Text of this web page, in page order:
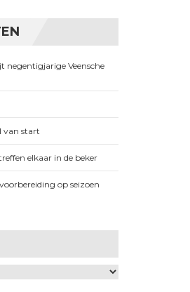
negentigjarige Veensche
van start
elkaar in de beker
op seizoen